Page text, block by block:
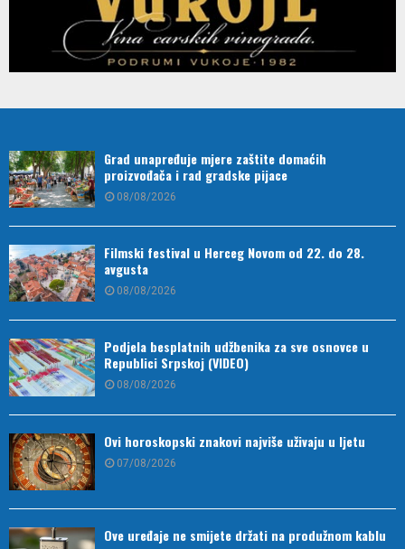
Grad unapređuje mjere zaštite domaćih
proizvođača i rad gradske pijace
08/08/2026
Filmski festival u Herceg Novom od 22. do 28.
avgusta
08/08/2026
Podjela besplatnih udžbenika za sve osnovce u
Republici Srpskoj (VIDEO)
08/08/2026
Ovi horoskopski znakovi najviše uživaju u ljetu
07/08/2026
Ove uređaje ne smijete držati na produžnom kablu